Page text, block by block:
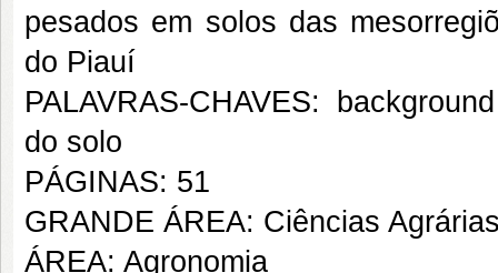
pesados em solos das
do Piauí
PALAVRAS-CHAVES:
do solo
PÁGINAS: 51
GRANDE ÁREA: Ciências
ÁREA: Agronomia